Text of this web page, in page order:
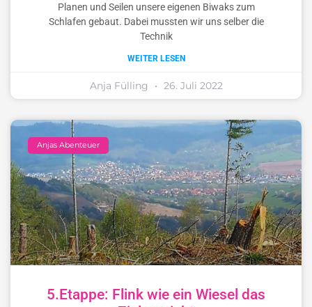
Planen und Seilen unsere eigenen Biwaks zum
Schlafen gebaut. Dabei mussten wir uns selber die
Technik
WEITER LESEN
Anja Fülling 26. Juli 2022
Anjas Abenteuer
5.Etappe: Flink wie ein Wiesel das